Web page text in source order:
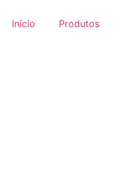
​Início Produtos